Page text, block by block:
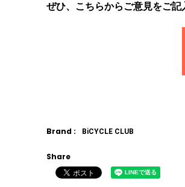
ぜひ、こちらからご意見をご記
Brand : BiCYCLE CLUB
Share